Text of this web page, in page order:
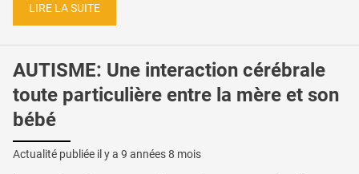
LIRE LA SUITE
AUTISME: Une interaction cérébrale
toute particulière entre la mère et son
bébé
Actualité publiée il y a 9 années 8 mois